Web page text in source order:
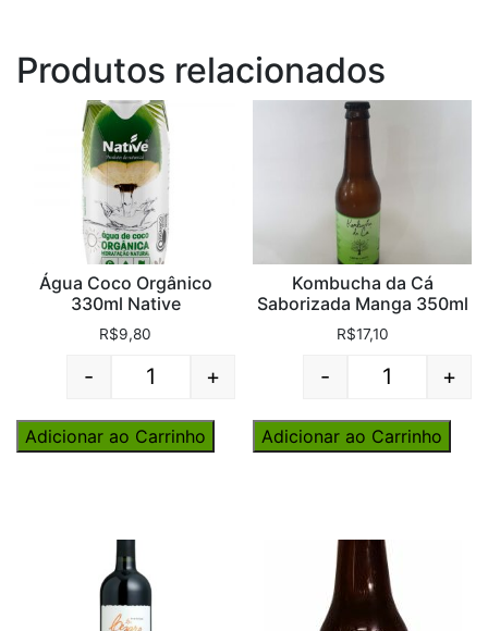
Produtos relacionados
Água Coco Orgânico
330ml Native
R$9,80
Quantity
- +
Adicionar ao Carrinho
Kombucha da Cá
Saborizada Manga 350ml
R$17,10
Quantity
- +
Adicionar ao Carrinho